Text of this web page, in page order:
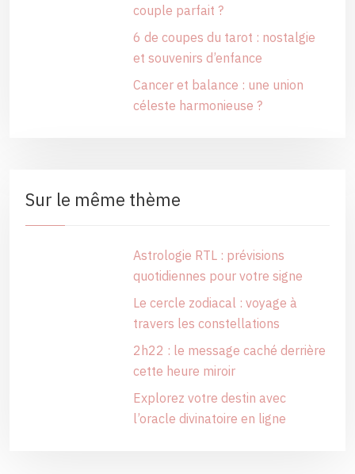
couple parfait ?
6 de coupes du tarot : nostalgie
et souvenirs d’enfance
Cancer et balance : une union
céleste harmonieuse ?
Sur le même thème
Astrologie RTL : prévisions
quotidiennes pour votre signe
Le cercle zodiacal : voyage à
travers les constellations
2h22 : le message caché derrière
cette heure miroir
Explorez votre destin avec
l’oracle divinatoire en ligne